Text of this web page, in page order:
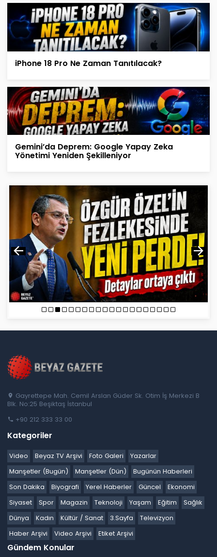
iPhone 18 Pro Ne Zaman Tanıtılacak?
Gemini’da Deprem: Google Yapay Zeka
Yönetimi Yeniden Şekilleniyor
Gayrettepe Mah. Cemil Arslan Güder Sk. Otim İş Merkezi B
Blk. No:25 Beşiktaş İstanbul
+90 212 333 33 00
Kategoriler
Video Beyaz TV Arşivi Foto Galeri
Yazarlar
Manşetler (Bugün)
Manşetler (Dün)
Bugünün Haberleri
Son Dakika
Biyografi Yerel Haberler Güncel
Ekonomi
Siyaset
Spor Magazin Teknoloji Yaşam Eğitim
Sağlık
Dünya
Kadın Kültür / Sanat 3.Sayfa
Televizyon
Haber Arşivi
Video Arşivi Etiket Arşivi
Gündem Konular